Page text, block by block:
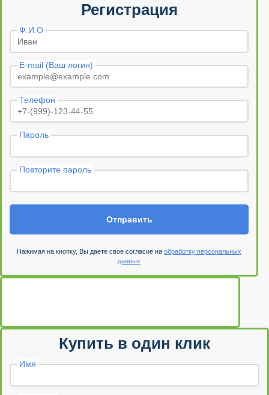
Регистрация
Ф.И.О
E-mail (Ваш логин)
Телефон
Пароль
Повторите пароль
Отправить
Нажимая на кнопку, Вы даете свое согласие на обработку персональных
данных
Купить в один клик
Имя